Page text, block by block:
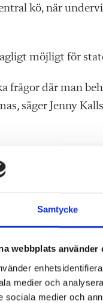
Samtycke
webbplats använder
medier och
sociala medier och
kö, när
möjligt för
frågor där man
säger Jenny
utredas
skolval med
inte ge något
skolpengsystemet